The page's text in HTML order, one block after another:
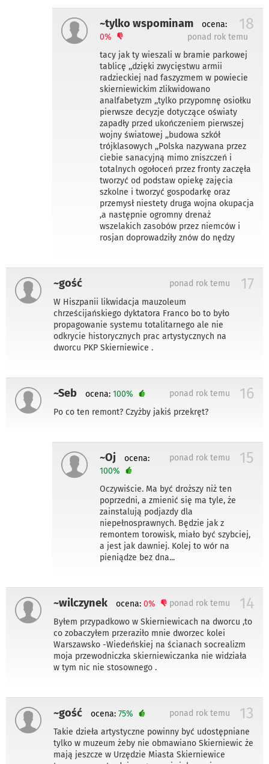
~tylko wspominam 18
ponad rok temu
ocena:
0%
tacy jak ty wieszali w bramie parkowej
tablicę ,,dzięki zwycięstwu armii
radzieckiej nad faszyzmem w powiecie
skierniewickim zlikwidowano
analfabetyzm ,,tylko przypomnę osiołku
pierwsze decyzje dotyczące oświaty
zapadły przed ukończeniem pierwszej
wojny światowej ,,budowa szkół
trójklasowych ,,Polska nazywana przez
ciebie sanacyjną mimo zniszczeń i
totalnych ogołoceń przez fronty zaczęła
tworzyć od podstaw opiekę zajęcia
szkolne i tworzyć gospodarkę oraz
przemysł niestety druga wojna okupacja
,a następnie ogromny drenaż
wszelakich zasobów przez niemców i
rosjan doprowadziły znów do nędzy
~gość 17
ponad rok temu
W Hiszpanii likwidacja mauzoleum
chrześcijańskiego dyktatora Franco bo to było
propagowanie systemu totalitarnego ale nie
odkrycie historycznych prac artystycznych na
dworcu PKP Skierniewice .
~Seb 16
ponad rok temu
ocena: 100%
Po co ten remont? Czyżby jakiś przekręt?
~Oj 15
ponad rok temu
ocena:
100%
Oczywiście. Ma być droższy niż ten
poprzedni, a zmienić się ma tyle, że
zainstalują podjazdy dla
niepełnosprawnych. Będzie jak z
remontem torowisk, miało być szybciej,
a jest jak dawniej. Kolej to wór na
pieniądze bez dna...
~wilczynek 14
ponad rok temu
ocena: 0%
Byłem przypadkowo w Skierniewicach na dworcu ,to
co zobaczyłem przeraziło mnie dworzec kolei
Warszawsko -Wiedeńskiej na ścianach socrealizm
moja przewodniczka skierniewiczanka nie widziała
w tym nic nie stosownego .
~gość 13
ponad rok temu
ocena: 75%
Takie dzieła artystyczne powinny być udostępniane
tylko w muzeum żeby nie obmawiano Skierniewic że
mają jeszcze w Urzędzie Miasta Skierniewice